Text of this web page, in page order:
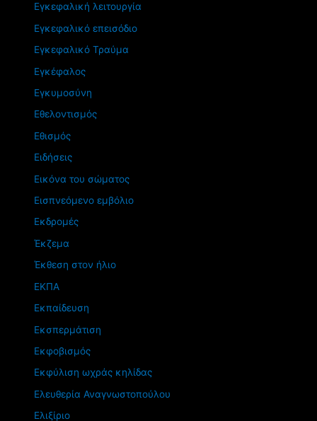
Εγκεφαλική λειτουργία
Εγκεφαλικό επεισόδιο
Εγκεφαλικό Τραύμα
Εγκέφαλος
Εγκυμοσύνη
Εθελοντισμός
Εθισμός
Ειδήσεις
Εικόνα του σώματος
Εισπνεόμενο εμβόλιο
Εκδρομές
Έκζεμα
Έκθεση στον ήλιο
ΕΚΠΑ
Εκπαίδευση
Εκσπερμάτιση
Εκφοβισμός
Εκφύλιση ωχράς κηλίδας
Ελευθερία Αναγνωστοπούλου
Ελιξίριο